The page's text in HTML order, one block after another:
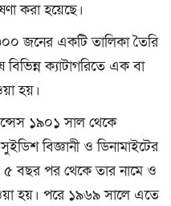
করা হয়েছে।
জনের একটি তালিকা তৈরি
ক্যাটাগরিতে এক বা
হয়।
১৯০১ সাল থেকে
বিজ্ঞানী ও ডিনামাইটের
বছর পর থেকে তার নামে ও
হয়। পরে ১৯৬৯ সালে এতে